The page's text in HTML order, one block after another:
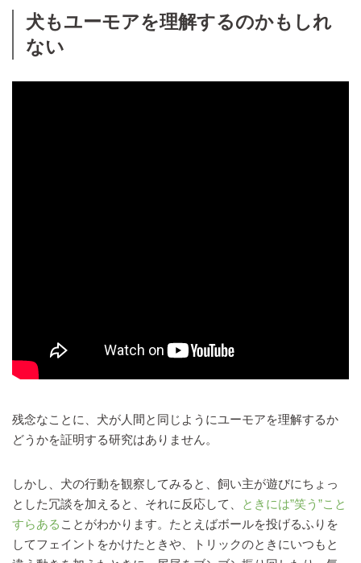
犬もユーモアを理解するのかもしれ
ない
残念なことに、犬が人間と同じようにユーモアを理解するか
どうかを証明する研究はありません。
しかし、犬の行動を観察してみると、飼い主が遊びにちょっ
とした冗談を加えると、それに反応して、
ときには”笑う”こと
すらある ことがわかります。たとえばボールを投げるふりを
してフェイントをかけたときや、トリックのときにいつもと